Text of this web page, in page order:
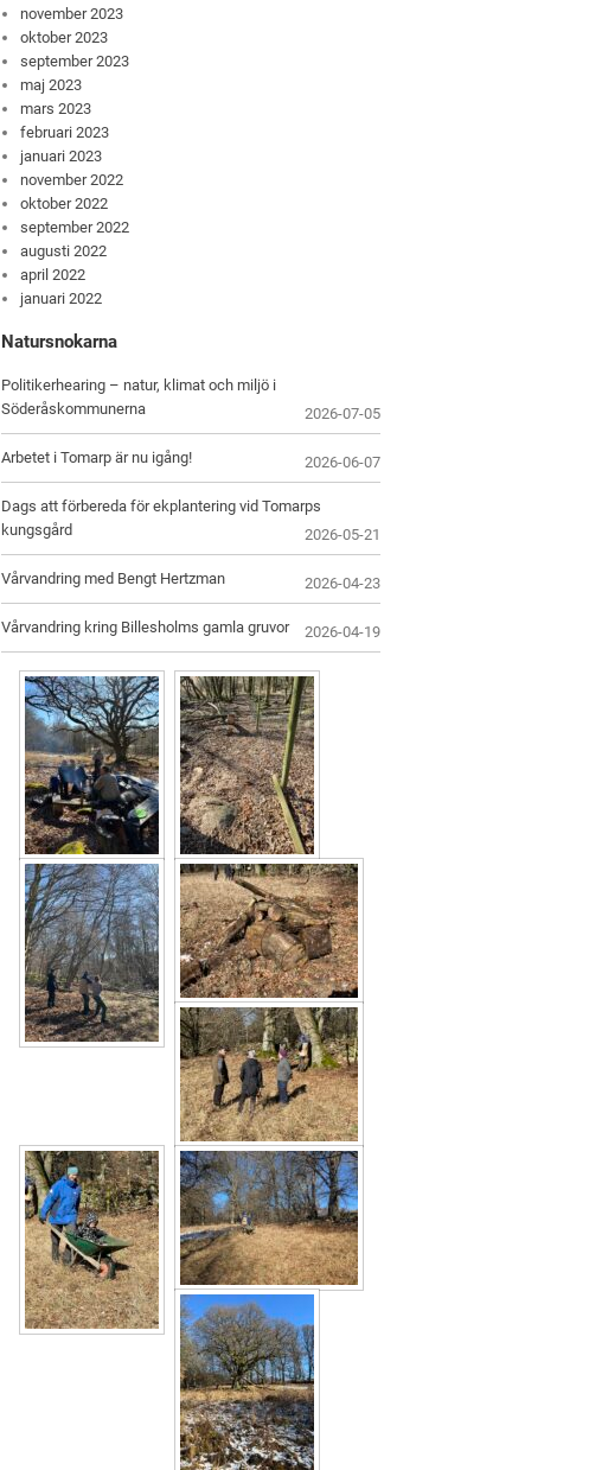
november 2023
oktober 2023
september 2023
maj 2023
mars 2023
februari 2023
januari 2023
november 2022
oktober 2022
september 2022
augusti 2022
april 2022
januari 2022
Natursnokarna
Politikerhearing – natur, klimat och miljö i
Söderåskommunerna
2026-07-05
Arbetet i Tomarp är nu igång! 2026-06-07
Dags att förbereda för ekplantering vid Tomarps
kungsgård
2026-05-21
Vårvandring med Bengt Hertzman 2026-04-23
Vårvandring kring Billesholms gamla gruvor 2026-04-19